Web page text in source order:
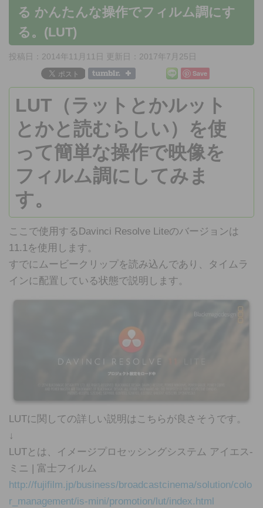
る かんたんな操作でフィルム調にす
る。(LUT)
投稿日：2014年11月11日 更新日： 2017年7月25日
Save
LUT（ラットとかルット
とかと読むらしい）を使
って簡単な操作で映像を
フィルム調にしてみま
す。
ここで使用するDavinci Resolve Liteのバージョンは
11.1を使用します。
すでにムービークリップを読み込んであり、タイムラ
インに配置している状態で説明します。
LUTに関しての詳しい説明はこちらが良さそうです。
↓
LUTとは、イメージプロセッシングシステム アイエス-
ミニ | 富士フイルム
http://fujifilm.jp/business/broadcastcinema/solution/colo
r_management/is-mini/promotion/lut/index.html